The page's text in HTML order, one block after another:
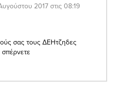
2017 στις 08:19
σας τους ΔΕΗτζηδες
σπέρνετε